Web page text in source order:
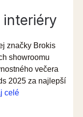
interiéry
značky Brokis
showroomu
večera
2025 za najlepší
celé“Intebold